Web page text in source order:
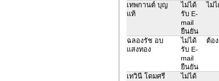
เทพกานต์ บุญ
แท้
ไม่ได้
รับ E-
mail
ยืนยัน
ไม่
ฉลองรัช อบ
แสงทอง
ไม่ได้
รับ E-
mail
ยืนยัน
ต้อ
เทวินี โดมศรี
ไม่ได้